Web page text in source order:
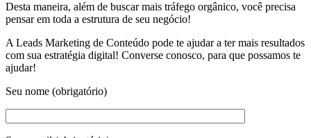
Desta maneira, além de buscar mais tráfego orgânico, você precisa
pensar em toda a estrutura de seu negócio!
A Leads Marketing de Conteúdo pode te ajudar a ter mais resultados
com sua estratégia digital! Converse conosco, para que possamos te
ajudar!
Seu nome (obrigatório)